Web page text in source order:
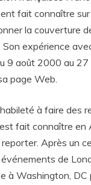
fait connaître
la couverture
expérience
9 août 2000 au
page Web.
à faire des
fait connaître
Après un
de
à Washington, DC